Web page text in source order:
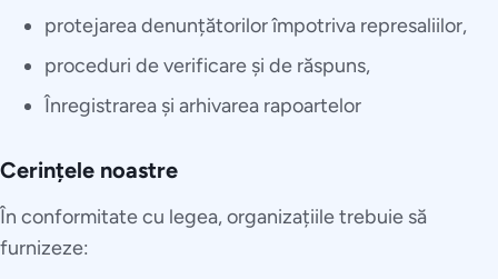
protejarea denunțătorilor împotriva represaliilor,
proceduri de verificare și de răspuns,
Înregistrarea și arhivarea rapoartelor
Cerințele noastre
În conformitate cu legea, organizațiile trebuie să
furnizeze: